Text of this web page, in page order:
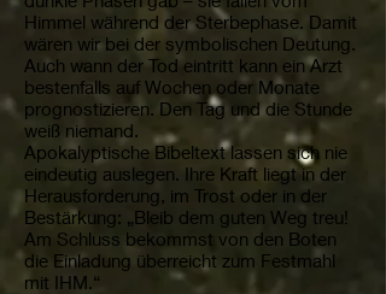
Himmel während der Sterbephase. Damit
wären wir bei der symbolischen Deutung.
Auch wann der Tod eintritt kann ein Arzt
bestenfalls auf Wochen oder Monate
prognostizieren. Den Tag und die Stunde
weiß niemand.
Apokalyptische Bibeltext lassen sich nie
eindeutig auslegen. Ihre Kraft liegt in der
Herausforderung, im Trost oder in der
Bestärkung: „Bleib dem guten Weg treu!
Am Schluss bekommst von den Boten
die Einladung überreicht zum Festmahl
mit IHM.“